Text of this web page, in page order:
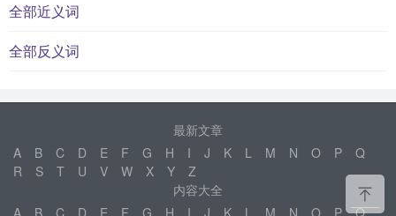
全部近义词
全部反义词
最新文章
A
B C D E F G H I J K L M N O P
Q
R
S T U V W X Y
Z
内容大全
A
B C D E F G H I J K L M N O P Q